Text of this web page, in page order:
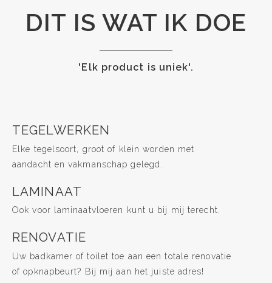
DIT IS WAT IK DOE
'Elk product is uniek'.
TEGELWERKEN
Elke tegelsoort, groot of klein worden met
aandacht en vakmanschap gelegd.
LAMINAAT
Ook voor laminaatvloeren kunt u bij mij terecht.
RENOVATIE
Uw badkamer of toilet toe aan een totale renovatie
of opknapbeurt? Bij mij aan het juiste adres!